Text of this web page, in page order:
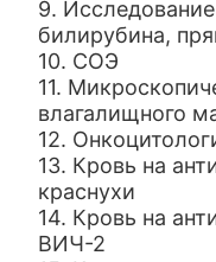
9.
билирубина,
10. СОЭ
11.
влагалищного
12.
13. Кровь на
краснухи
14. Кровь на
ВИЧ-2